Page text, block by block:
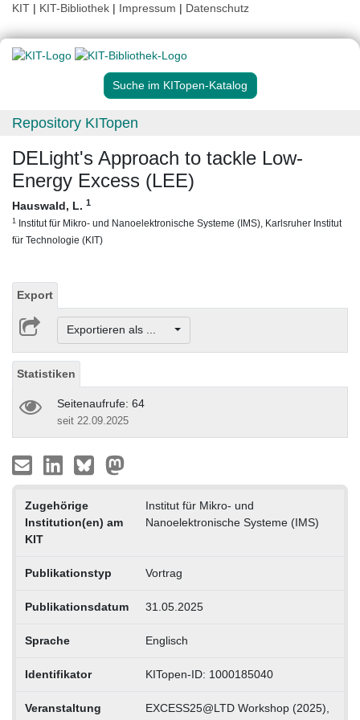
KIT | KIT-Bibliothek | Impressum | Datenschutz
Suche im KITopen-Katalog
Repository KITopen
DELight's Approach to tackle Low-
Energy Excess (LEE)
Hauswald, L. 1
1 Institut für Mikro- und Nanoelektronische Systeme (IMS), Karlsruher Institut
für Technologie (KIT)
Export
Exportieren als ...
Statistiken
Seitenaufrufe: 64
seit 22.09.2025
Zugehörige
Institution(en) am
KIT
Institut für Mikro- und
Nanoelektronische Systeme (IMS)
Publikationstyp Vortrag
Publikationsdatum 31.05.2025
Sprache Englisch
Identifikator KITopen-ID: 1000185040
Veranstaltung
EXCESS25@LTD Workshop (2025),